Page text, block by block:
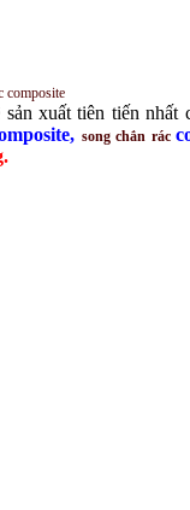
composite
xuất tiên tiến nhất
, song chắn rác